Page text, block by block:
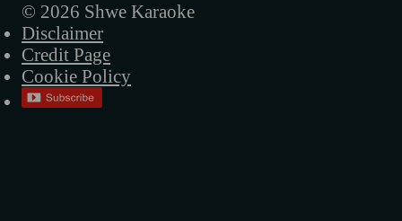
© 2026 Shwe Karaoke
Disclaimer
Credit Page
Cookie Policy